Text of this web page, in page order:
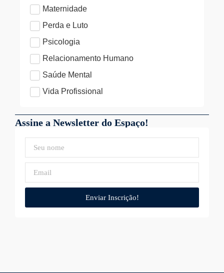
Maternidade
Perda e Luto
Psicologia
Relacionamento Humano
Saúde Mental
Vida Profissional
Assine a Newsletter do Espaço!
Enviar Inscrição!